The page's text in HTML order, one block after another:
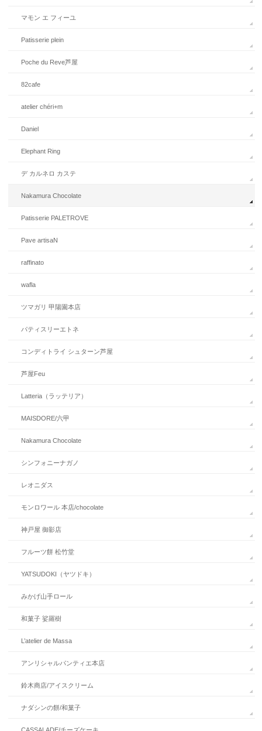
マモン エ フィーユ
Patisserie plein
Poche du Reve芦屋
82cafe
atelier chéri+m
Daniel
Elephant Ring
デ カルネロ カステ
Nakamura Chocolate
Patisserie PALETROVE
Pave artisaN
raffinato
wafla
ツマガリ 甲陽園本店
パティスリーエトネ
コンディトライ シュターン芦屋
芦屋Feu
Latteria（ラッテリア）
MAISDORE/六甲
Nakamura Chocolate
シンフォニーナガノ
レオニダス
モンロワール 本店/chocolate
神戸屋 御影店
フルーツ餅 松竹堂
YATSUDOKI（ヤツドキ）
みかげ山手ロール
和菓子 娑羅樹
L’atelier de Massa
アンリシャルパンティエ本店
鈴木商店/アイスクリーム
ナダシンの餅/和菓子